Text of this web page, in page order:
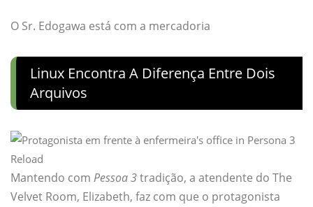
O Sr. Edogawa está com a mercadoria
Linux Encontra A Diferença Entre Dois
Arquivos
Mantendo com Pessoa 3tradição, a atendente do The
Velvet Room, Elizabeth, faz com que o protagonista